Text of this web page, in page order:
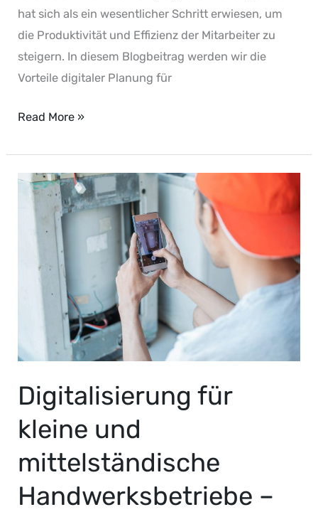
hat sich als ein wesentlicher Schritt erwiesen, um
die Produktivität und Effizienz der Mitarbeiter zu
steigern. In diesem Blogbeitrag werden wir die
Vorteile digitaler Planung für
Read More »
Digitalisierung für
kleine und
mittelständische
Handwerksbetriebe –
Digitalisierung
mittelständische
Handwerksbetriebe
grosse